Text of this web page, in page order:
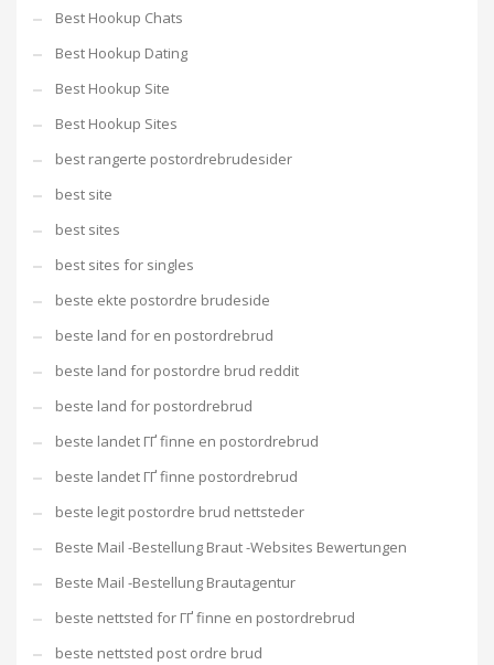
Best Hookup Chats
Best Hookup Dating
Best Hookup Site
Best Hookup Sites
best rangerte postordrebrudesider
best site
best sites
best sites for singles
beste ekte postordre brudeside
beste land for en postordrebrud
beste land for postordre brud reddit
beste land for postordrebrud
beste landet ГҐ finne en postordrebrud
beste landet ГҐ finne postordrebrud
beste legit postordre brud nettsteder
Beste Mail -Bestellung Braut -Websites Bewertungen
Beste Mail -Bestellung Brautagentur
beste nettsted for ГҐ finne en postordrebrud
beste nettsted post ordre brud